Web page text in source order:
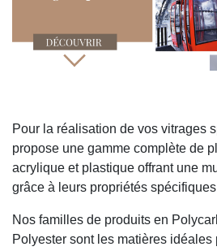
Pour la réalisation de vos vitrages
propose une gamme complète de
acrylique et plastique offrant une
grâce à leurs propriétés
Nos familles de produits en
Polyester sont les matières